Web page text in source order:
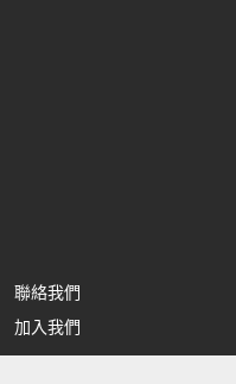
聯絡我們
加入我們